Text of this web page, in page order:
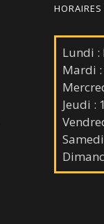
Lundi :
Mardi :
Jeudi :